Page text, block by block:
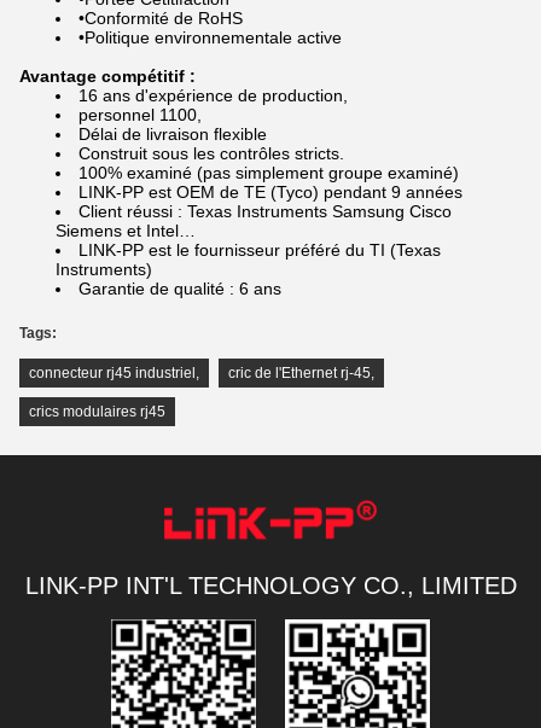
•Conformité de RoHS
•Politique environnementale active
Avantage compétitif :
16 ans d'expérience de production,
personnel 1100,
Délai de livraison flexible
Construit sous les contrôles stricts.
100% examiné (pas simplement groupe examiné)
LINK-PP est OEM de TE (Tyco) pendant 9 années
Client réussi : Texas Instruments Samsung Cisco
Siemens et Intel…
LINK-PP est le fournisseur préféré du TI (Texas
Instruments)
Garantie de qualité : 6 ans
Tags:
connecteur rj45 industriel cric de l'Ethernet rj-45
crics modulaires rj45
LINK-PP INT'L TECHNOLOGY CO., LIMITED